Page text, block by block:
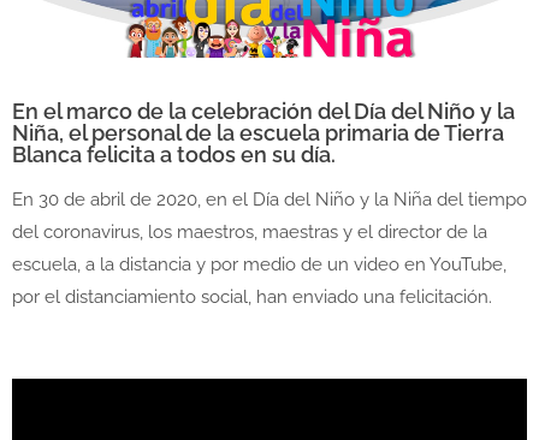
En el marco de la celebración del Día del Niño y la
Niña, el personal de la escuela primaria de Tierra
Blanca felicita a todos en su día.
En 30 de abril de 2020, en el Día del Niño y la Niña del tiempo
del coronavirus, los maestros, maestras y el director de la
escuela, a la distancia y por medio de un video en YouTube,
por el distanciamiento social, han enviado una felicitación.